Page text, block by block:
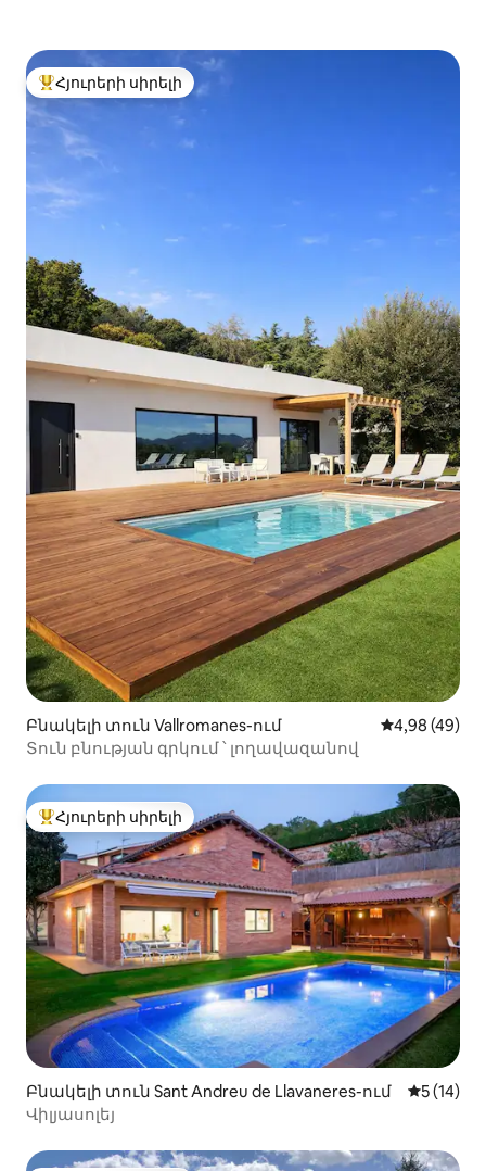
Հյուրերի սիրելի լավագույն տները
Հյուրերի սիրելի
Բնակելի տուն Vallromanes-ում Միջին
4,98 (49)
Տուն բնության գրկում ՝ լողավազանով
Հյուրերի սիրելի լավագույն տները
Հյուրերի սիրելի
Բնակելի տուն Sant Andreu de Llavaneres-ում Միջին
5 (14)
Վիլյասոլեյ